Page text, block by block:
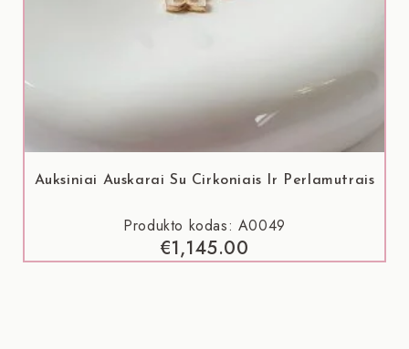
Auksiniai Auskarai Su Cirkoniais Ir Perlamutrais
Produkto kodas: A0049
€1,145.00